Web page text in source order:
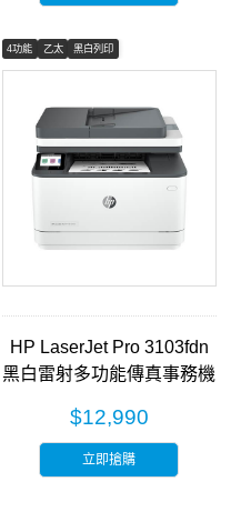
4功能 乙太 黑白列印
HP LaserJet Pro 3103fdn
黑白雷射多功能傳真事務機
$12,990
立即搶購